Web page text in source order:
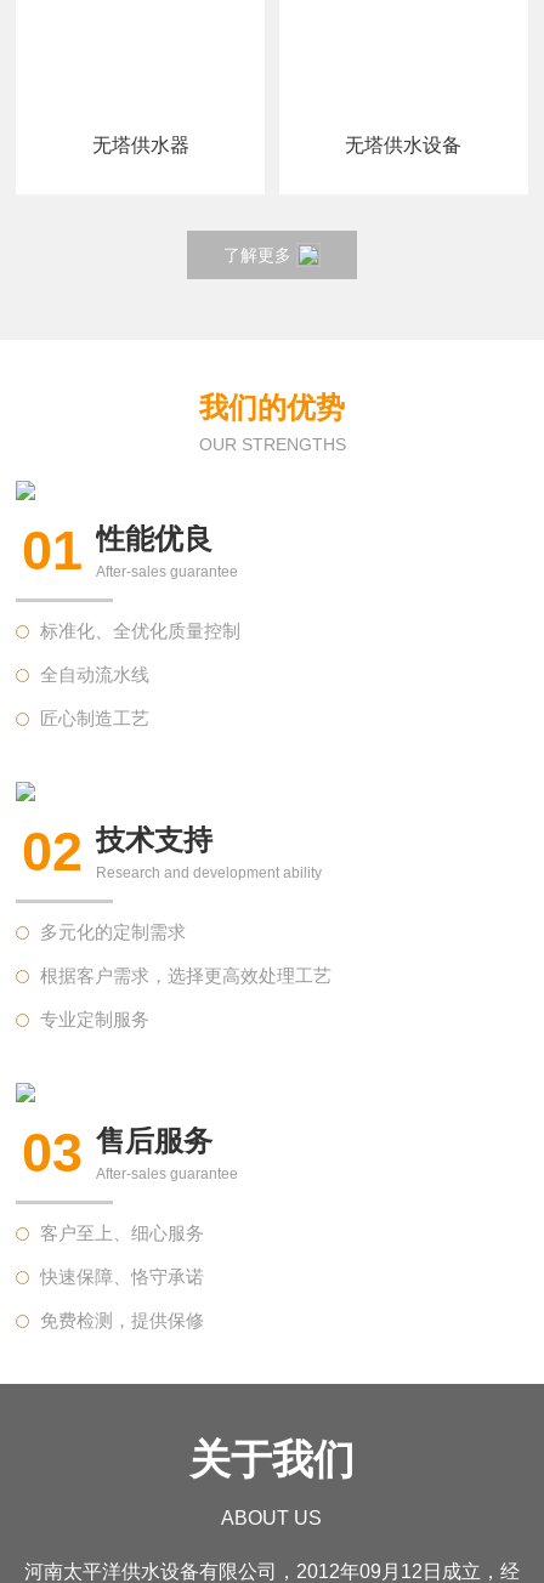
无塔供水器 无塔供水设备
了解更多
我们的优势
OUR STRENGTHS
01 性能优良
After-sales guarantee
标准化、全优化质量控制
全自动流水线
匠心制造工艺
02 技术支持
Research and development ability
多元化的定制需求
根据客户需求，选择更高效处理工艺
专业定制服务
03 售后服务
After-sales guarantee
客户至上、细心服务
快速保障、恪守承诺
免费检测，提供保修
关于我们
ABOUT US
河南太平洋供水设备有限公司，2012年09月12日成立，经